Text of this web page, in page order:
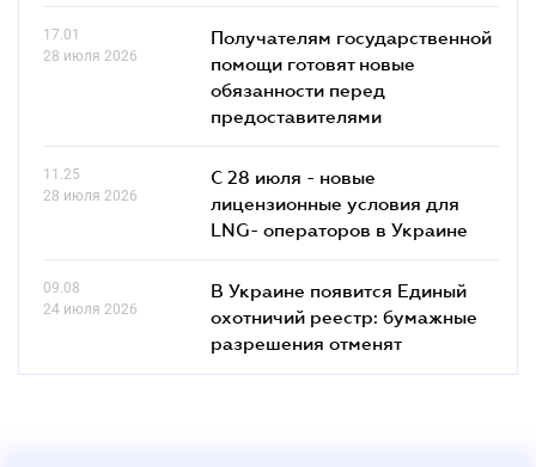
17.01
28 июля 2026
Получателям государственной
помощи готовят новые
обязанности перед
предоставителями
11.25
28 июля 2026
С 28 июля - новые
лицензионные условия для
LNG- операторов в Украине
09.08
24 июля 2026
В Украине появится Единый
охотничий реестр: бумажные
разрешения отменят